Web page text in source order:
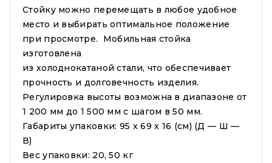
Стойку можно перемещать в любое удобное
место и выбирать оптимальное положение
при просмотре. Мобильная стойка
изготовлена
из холоднокатаной стали, что обеспечивает
прочность и долговечность изделия.
Регулировка высоты возможна в диапазоне от
1 200 мм до 1 500 мм с шагом в 50 мм.
Габариты упаковки: 95 x 69 x 16 (см) (Д — Ш —
В)
Вес упаковки: 20, 50 кг